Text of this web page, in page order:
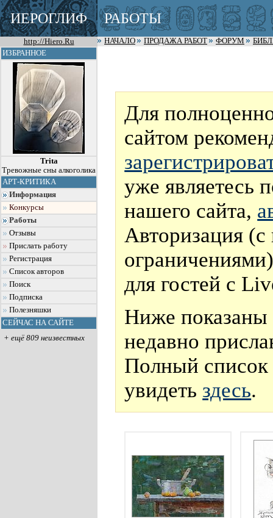
ИЕРОГЛИФ РАБОТЫ
http://Hiero.Ru НАЧАЛО ПРОДАЖА РАБОТ ФОРУМ
ИЗБРАННОЕ
Trita
Тревожные сны алкоголика
АРТ-КРИТИКА
Информация
Конкурсы
Работы
Отзывы
Прислать работу
Регистрация
Список авторов
Поиск
Подписка
Полезняшки
СЕЙЧАС НА САЙТЕ
+ ещё 809 неизвестных
Для
сайтом
уже являетесь
нашего сайта,
Авторизация
для гостей с
Ниже показаны
недавно
Полный
увидеть здесь.